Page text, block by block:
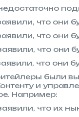
что они
что они
что они
что они
были
и
Например:
что их